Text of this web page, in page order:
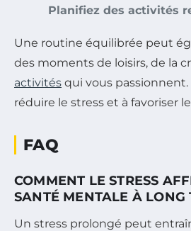
Planifiez des activités
Une routine équilibrée peut
des moments de loisirs, de la
activités qui vous
réduire le stress et à favoriser
FAQ
COMMENT LE STRESS
SANTÉ MENTALE À LONG
Un stress prolongé peut